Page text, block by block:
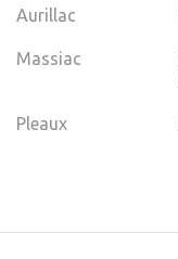
Aurillac
Massiac
Pleaux